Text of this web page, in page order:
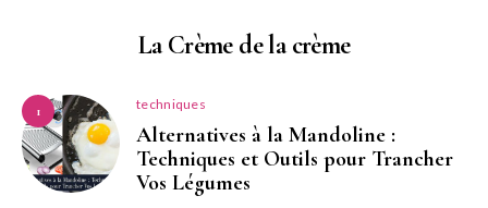
La Crème de la crème
1 techniques
Alternatives à la Mandoline :
Techniques et Outils pour Trancher
Vos Légumes